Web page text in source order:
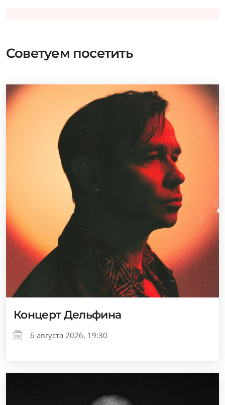
Советуем посетить
Концерт Дельфина
6 августа 2026, 19:30